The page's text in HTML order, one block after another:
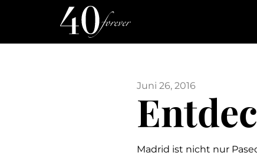
Juni 26, 2016
Madrid ist nicht nur